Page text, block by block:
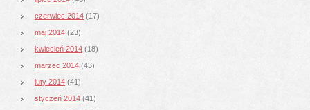
czerwiec 2014 (17)
maj 2014 (23)
kwiecień 2014 (18)
marzec 2014 (43)
luty 2014 (41)
styczeń 2014 (41)